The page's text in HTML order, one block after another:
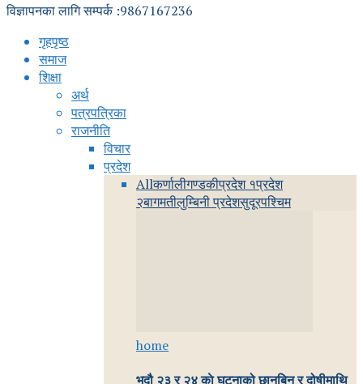
विज्ञापनका लागि सम्पर्क :9867167236
गृहपृष्ठ
समाज
शिक्षा
अर्थ
पत्रपत्रिका
राजनीति
विचार
प्रदेश
Allकर्णालीगण्डकीप्रदेश १प्रदेश
२बागमतीलुम्बिनी प्रदेशसुदूरपश्चिम
home
भदौ २३ र २४ काे घटनाको छानबिन र दोषीमाथि